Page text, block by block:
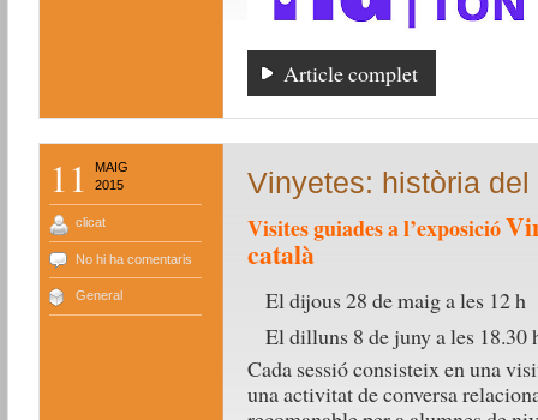
Article complet
11
MAIG
2015
clicat
No hi ha comentaris
General
Vinyetes: història
Visites guiades a l’exposició
català
El dijous 28 de maig a les 12 h
El dilluns 8 de juny a les 18.30
Cada sessió consisteix en una
una activitat de conversa